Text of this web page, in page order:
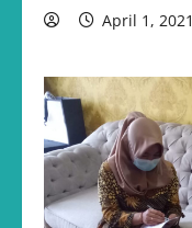
April 1, 2021